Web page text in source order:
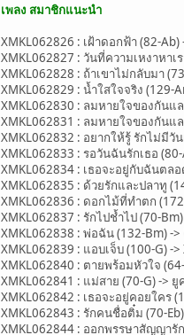
เพลง สมาชิกแนะนำ
XMKL062826 : เฝ้าดอกฟ้า (82-
XMKL062827 : วันที่ความเหงาหาเ
XMKL062828 : ถ้าเขาไม่กลับมา
XMKL062829 : น้ำใสใจจริง (129-
XMKL062830 : ลมหายใจของกันแ
XMKL062831 : ลมหายใจของกันแ
XMKL062832 : อยากให้รู้ รักไม่มีวั
XMKL062833 : รอวันฉันรักเธอ
XMKL062834 : เธอจะอยู่กับฉันตลอ
XMKL062835 : ด้วยรักและปลาทู
XMKL062836 : ดอกไม้ที่ทำตก
XMKL062837 : รักไปช้ำไป (70-
XMKL062838 : พ่อฉัน (132-Bm) -
XMKL062839 : แอบเจ็บ (100-G) ->
XMKL062840 : ตายพร้อมหัวใจ
XMKL062841 : แม่สาย (70-G) -> ยู
XMKL062842 : เธอจะอยู่คอยใคร
XMKL062843 : รักคนชื่อติ๋ม (70-
XMKL062844 : ออกพรรษาสัญญา